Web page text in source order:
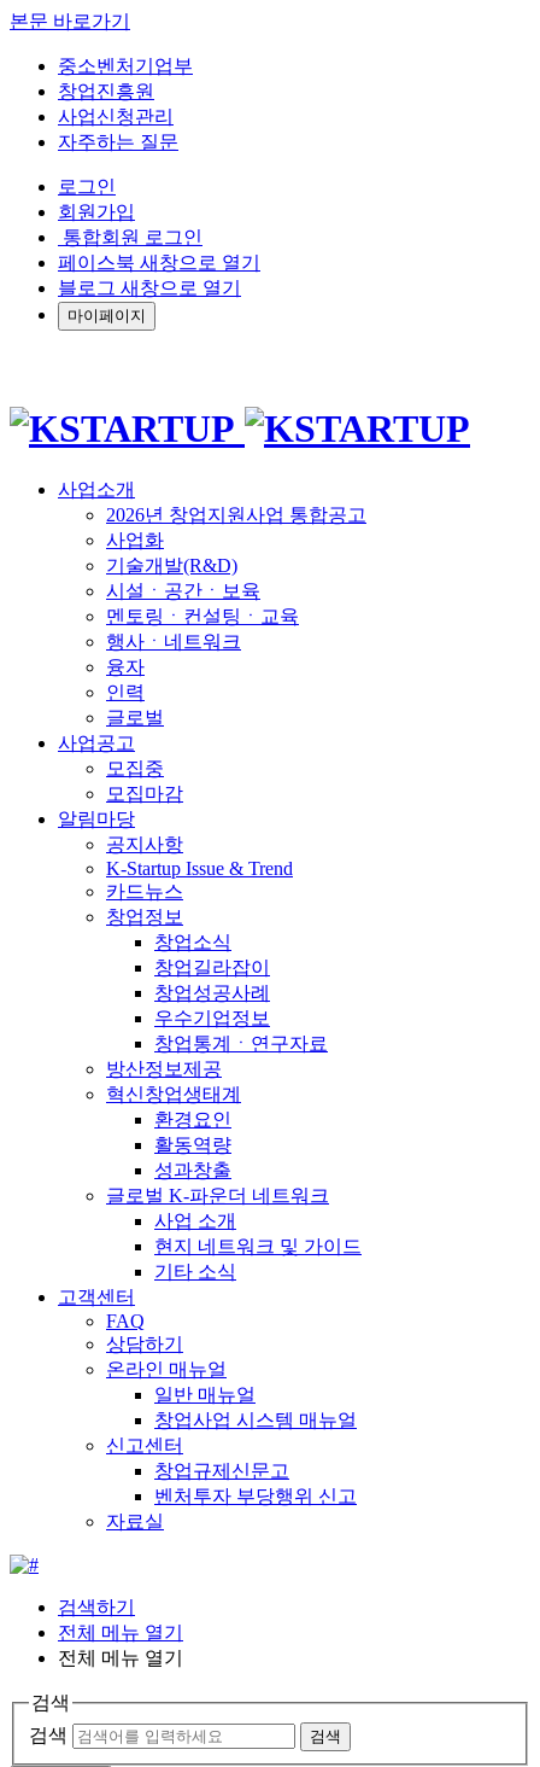
본문 바로가기
중소벤처기업부
창업진흥원
사업신청관리
자주하는 질문
로그인
회원가입
통합회원 로그인
페이스북 새창으로 열기
블로그 새창으로 열기
마이페이지
사업소개
2026년 창업지원사업 통합공고
사업화
기술개발(R&D)
시설ㆍ공간ㆍ보육
멘토링ㆍ컨설팅ㆍ교육
행사ㆍ네트워크
융자
인력
글로벌
사업공고
모집중
모집마감
알림마당
공지사항
K-Startup Issue & Trend
카드뉴스
창업정보
창업소식
창업길라잡이
창업성공사례
우수기업정보
창업통계ㆍ연구자료
방산정보제공
혁신창업생태계
환경요인
활동역량
성과창출
글로벌 K-파운더 네트워크
사업 소개
현지 네트워크 및 가이드
기타 소식
고객센터
FAQ
상담하기
온라인 매뉴얼
일반 매뉴얼
창업사업 시스템 매뉴얼
신고센터
창업규제신문고
벤처투자 부당행위 신고
자료실
검색하기
전체 메뉴 열기
전체 메뉴 열기
검색
검색
검색